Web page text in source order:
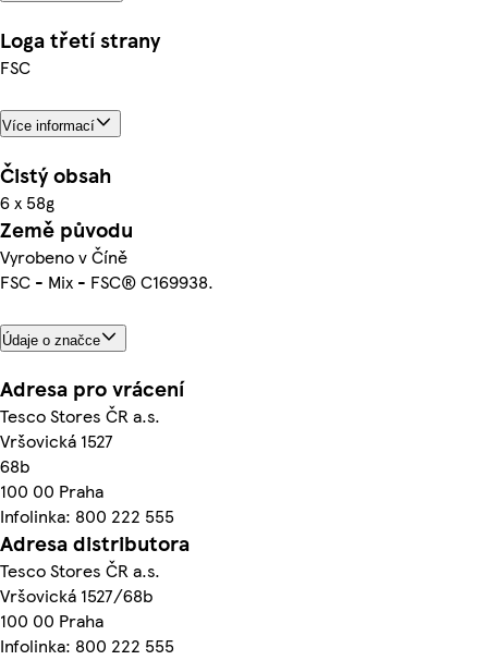
Loga třetí strany
FSC
Více informací
Čistý obsah
6 x 58g
Země původu
Vyrobeno v Číně
FSC - Mix - FSC® C169938.
Údaje o značce
Adresa pro vrácení
Tesco Stores ČR a.s.
Vršovická 1527
68b
100 00 Praha
Infolinka: 800 222 555
Adresa distributora
Tesco Stores ČR a.s.
Vršovická 1527/68b
100 00 Praha
Infolinka: 800 222 555